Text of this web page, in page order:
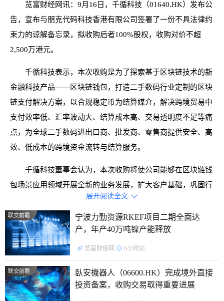
览富财经网讯：9月16日，千循科技（01640.HK）发布公
告，宣布与朋克代码科技香港有限公司签署了一份不具法律约
束力的谅解备忘录，拟收购后者100%股权，收购对价不超
2,500万港元。
千循科技表示，本次收购是为了探索基于区块链技术的新
金融科技产品——区块链钱包，打造二手数码行业定制的区块
链支付解决方案，以合规稳定币为结算媒介，解决跨境贸易中
支付效率低、汇率波动大、结算成本高、交易透明度不足等痛
点，为全球二手数码进出口商、批发商、零售商提供安全、高
效、低成本的跨境资金流转与结算服务。
千循科技董事会认为，本次收购将使公司能够在区块链钱
包场景应用领域开展全新的业务发展，扩大客户基础，巩固行
业领先地位，强化核心竞争壁垒，并为长期股东价值提升创造
战略支点和回报。
目前，双方已就潜在收购事项签署谅解备忘录，后续将进
行进一步谈判，并签订具有约束力的正式协议。收购对价将基
于独立估值师出具的估值报告及千循科技完成尽职调查后的结
果而定。
展开阅读全文 
联交前瞻
宁波力勤资源RKEF项目二期全面达
产，年产40万吨镍产能释放
览富财经网 6小时前
联交前瞻
臥安機器人（06600.HK）完成境外直接
投资备案，收购交易取得重要进展